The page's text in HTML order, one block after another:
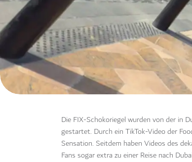
Die FIX-Schokoriegel wurden von der in
gestartet. Durch ein TikTok-Video der
Sensation. Seitdem haben Videos des
Fans sogar extra zu einer Reise nach